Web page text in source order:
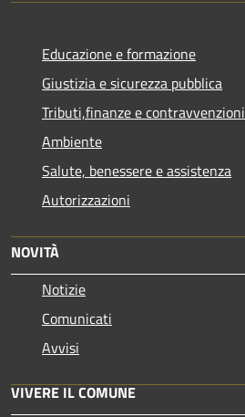
Educazione e formazione
Giustizia e sicurezza pubblica
Tributi,finanze e contravvenzioni
Ambiente
Salute, benessere e assistenza
Autorizzazioni
NOVITÀ
Notizie
Comunicati
Avvisi
VIVERE IL COMUNE